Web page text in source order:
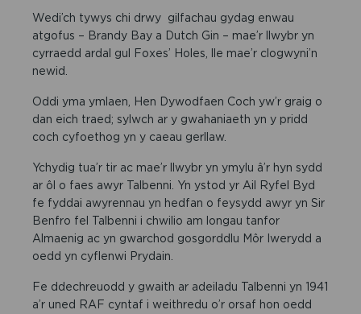
Wedi’ch tywys chi drwy gilfachau gydag enwau
atgofus – Brandy Bay a Dutch Gin – mae’r llwybr yn
cyrraedd ardal gul Foxes’ Holes, lle mae’r clogwyni’n
newid.
Oddi yma ymlaen, Hen Dywodfaen Coch yw’r graig o
dan eich traed; sylwch ar y gwahaniaeth yn y pridd
coch cyfoethog yn y caeau gerllaw.
Ychydig tua’r tir ac mae’r llwybr yn ymylu â’r hyn sydd
ar ôl o faes awyr Talbenni. Yn ystod yr Ail Ryfel Byd
fe fyddai awyrennau yn hedfan o feysydd awyr yn Sir
Benfro fel Talbenni i chwilio am longau tanfor
Almaenig ac yn gwarchod gosgorddlu Môr Iwerydd a
oedd yn cyflenwi Prydain.
Fe ddechreuodd y gwaith ar adeiladu Talbenni yn 1941
a’r uned RAF cyntaf i weithredu o’r orsaf hon oedd